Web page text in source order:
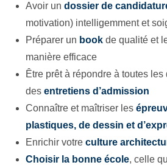
Avoir undossier de
motivation) intelligemment et
Préparer un book de qualité et
manière efficace
Être prêt à répondre à toutes
desentretiens d’admission
Connaître et maîtriser les
plastiques, de dessin et
Enrichir votre culture
Choisir la bonne école, celle